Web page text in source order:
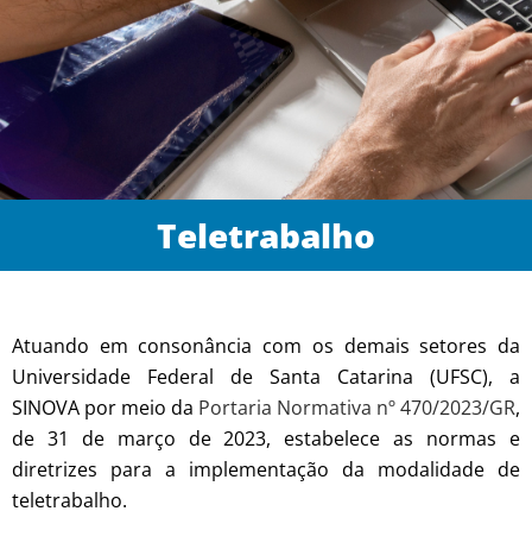
Teletrabalho
Atuando em consonância com os demais setores da
Universidade Federal de Santa Catarina (UFSC), a
SINOVA por meio da Portaria Normativa nº 470/2023/GR,
de 31 de março de 2023, estabelece as normas e
diretrizes para a implementação da modalidade de
teletrabalho.